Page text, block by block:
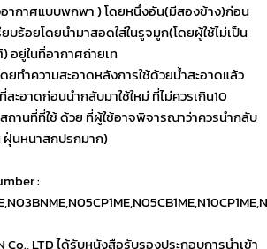
ากาศแบบพกพา ) โดยหนึ่งอัน(มีสองข้าง)ก่อน
ยบร้อยโดยนำมาสอดใส่ในรูจมูก(โดยผู้ใช้ไม่เป็น
อยู่ในที่อากาศถ่ายเท
ยทำความสะอาดหลังการใช้ด้วยน้ำสะอาดแล้ว
ะอาดก่อนนำกลับมาใช้ใหม่ ที่ไม่ควรเกิน10
านที่ที่ใช้ ด้วย ที่ผู้ใช้อาจพิจารณาว่าควรนำกลับ
ฝุ่นหนาสกปรกมาก)
:
Co., LTD ได้รับหนังสือรับรองประกอบการนำเข้า